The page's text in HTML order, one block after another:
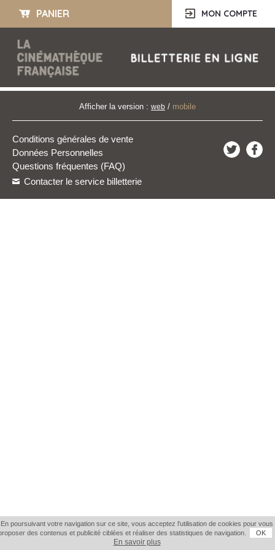
PANIER MON COMPTE
Afficher la version : web / mobile
Questions fréquentes (FAQ)
Conditions générales de vente
Données Personnelles
Contacter le service billetterie
En poursuivant votre navigation sur ce site, vous acceptez l'utilisation de cookies pour vous
des contenus et publicité ciblées et réaliser des statistiques de navigation.
OK
En savoir plus